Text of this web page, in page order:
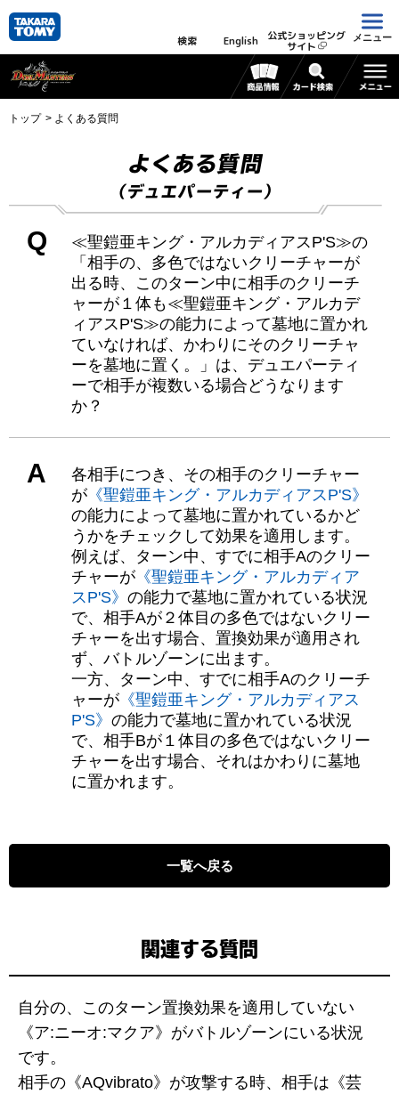
検索 English 公式ショッピング
サイト
メニュー
トップ よくある質問
よくある質問
（デュエパーティー）
Q
≪聖鎧亜キング・アルカディアスP'S≫の
「相手の、多色ではないクリーチャーが
出る時、このターン中に相手のクリーチ
ャーが１体も≪聖鎧亜キング・アルカデ
ィアスP'S≫の能力によって墓地に置かれ
ていなければ、かわりにそのクリーチャ
ーを墓地に置く。」は、デュエパーティ
ーで相手が複数いる場合どうなります
か？
A
各相手につき、その相手のクリーチャー
が 《聖鎧亜キング・アルカディアスP'S》
の能力によって墓地に置かれているかど
うかをチェックして効果を適用します。
例えば、ターン中、すでに相手Aのクリー
チャーが 《聖鎧亜キング・アルカディア
スP'S》 の能力で墓地に置かれている状況
で、相手Aが２体目の多色ではないクリー
チャーを出す場合、置換効果が適用され
ず、バトルゾーンに出ます。
一方、ターン中、すでに相手Aのクリーチ
ャーが 《聖鎧亜キング・アルカディアス
P'S》 の能力で墓地に置かれている状況
で、相手Bが１体目の多色ではないクリー
チャーを出す場合、それはかわりに墓地
に置かれます。
一覧へ戻る
関連する質問
自分の、このターン置換効果を適用していない
《ア:ニーオ:マクア》がバトルゾーンにいる状況
です。
相手の《AQvibrato》が攻撃する時、相手は《芸